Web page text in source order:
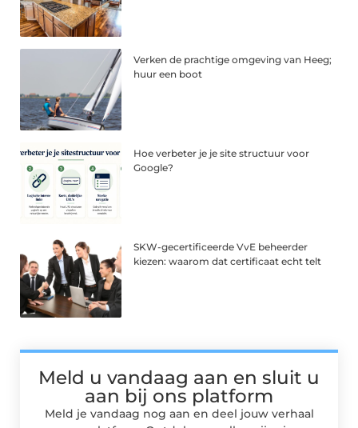
Verken de prachtige omgeving van Heeg;
huur een boot
Hoe verbeter je je site structuur voor
Google?
SKW-gecertificeerde VvE beheerder
kiezen: waarom dat certificaat echt telt
Meld u vandaag aan en sluit u
aan bij ons platform
Meld je vandaag nog aan en deel jouw verhaal